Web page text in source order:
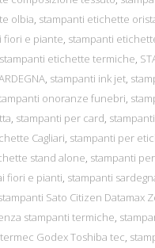
olbia, stampanti etichette
fiori e piante, stampanti
stampanti etichette termiche,
, stampanti ink jet,
onoranze funebri,
, stampanti per card,
Cagliari, stampanti per
stand alone, stampanti
fiori e pianti, stampanti
Sato Citizen Datamax
stampanti termiche,
Godex Toshiba tec,